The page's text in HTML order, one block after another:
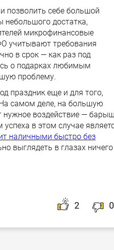
позволить себе большой
небольшого достатка,
микрофинансовые
учитывают требования
в срок — как раз под
о подарках любимым
проблему.
праздник еще и для того,
самом деле, на большую
нужное воздействие —
в этом случае
наличными быстро без
выглядеть в глазах
2 0